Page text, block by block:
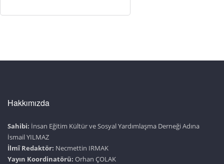
Hakkımızda
Sahibi: İnsan Eğitim Kültür ve Sosyal Yardımlaşma Derneği Adına
İsmail YILMAZ
İlmî Redaktör: Necmettin IRMAK
Yayın Koordinatörü: Orhan ÇOLAK